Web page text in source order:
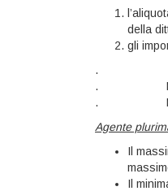
della
gli
.
.
.
Agente
Il
Il